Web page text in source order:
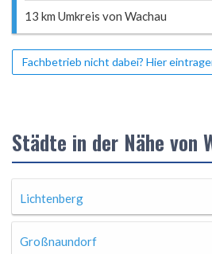
13 km Umkreis von Wachau
Fachbetrieb nicht dabei? Hier
Städte in der Nähe von
Lichtenberg
Großnaundorf